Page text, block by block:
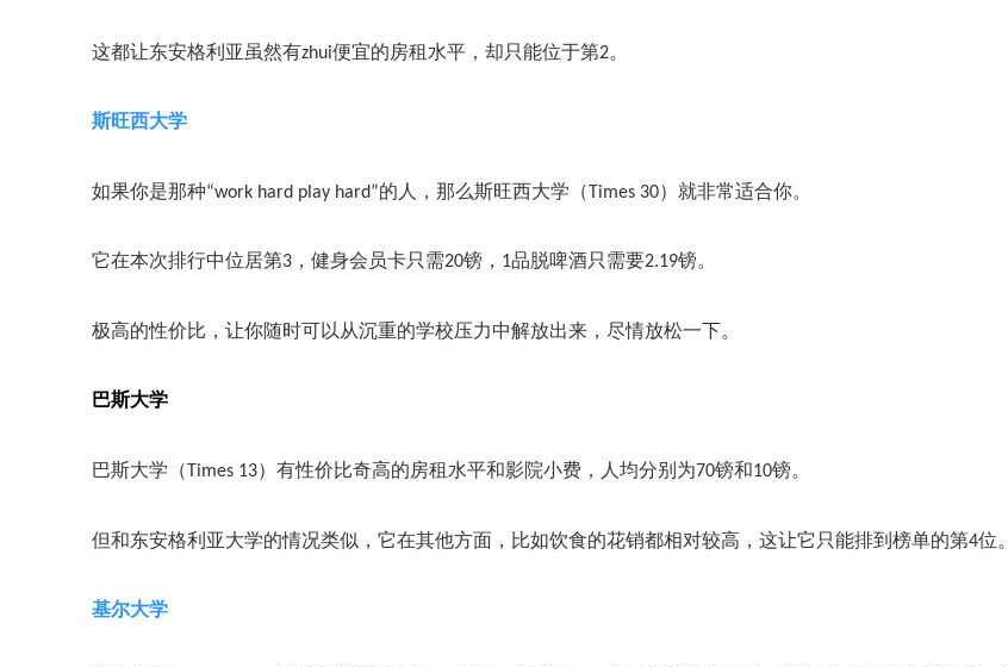
这都让东安格利亚虽然有zhui便宜的房租水平，却只能位于第2。
斯旺西大学
如果你是那种“work hard play hard”的人，那么斯旺西大学（Times 30）就非常适合你。
它在本次排行中位居第3，健身会员卡只需20镑，1品脱啤酒只需要2.19镑。
极高的性价比，让你随时可以从沉重的学校压力中解放出来，尽情放松一下。
巴斯大学
巴斯大学（ Times 13）有性价比奇高的房租水平和影院小费，人均分别为70镑和10镑。
但和东安格利亚大学的情况类似，它在其他方面，比如饮食的花销都相对较高，这让它只能排到榜单的第4位。
基尔大学